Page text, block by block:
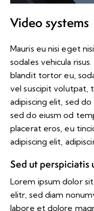
Video systems
Mauris eu nisi eget
sodales vehicula
blandit tortor eu,
vel suscipit volutpat,
adipiscing elit, sed
sed do eiusm od
placerat eros, eu
adipiscing elit,
Sed ut perspiciatis
Lorem ipsum dolor
elitr, sed diam
labore et dolore